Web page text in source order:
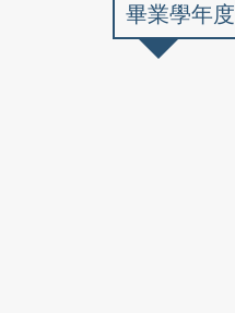
畢業學年度